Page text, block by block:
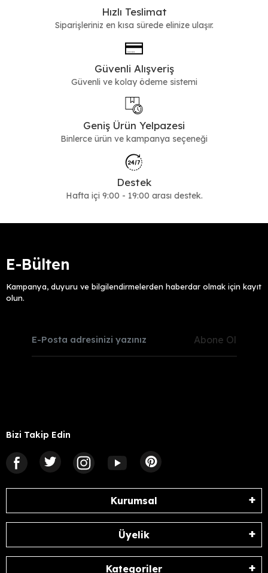
Hızlı Teslimat
Siparişleriniz en kısa sürede elinize ulaşır.
Güvenli Alışveriş
Güvenli ve kolay ödeme sistemi
Geniş Ürün Yelpazesi
Binlerce ürün ve kampanya seçeneği
Destek
Hafta içi 9:00 - 19:00 arası destek.
E-Bülten
Kampanya, duyuru ve bilgilendirmelerden haberdar olmak için kayıt
olun.
Abone Ol
Bizi Takip Edin
Kurumsal
Üyelik
Kategoriler